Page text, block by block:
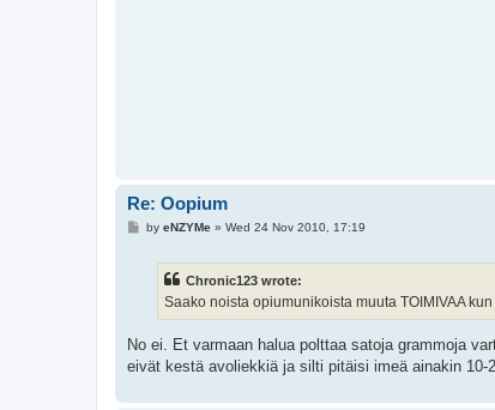
Re: Oopium
Pby eNZYMe» Wed 24 Nov 2010, 17:19
Chronic123 wrote:
Saako noista opiumunikoista muuta TOIMIVAA
No ei. Et varmaan halua polttaa satoja grammoja
eivät kestä avoliekkiä ja silti pitäisi imeä ainakin 10-